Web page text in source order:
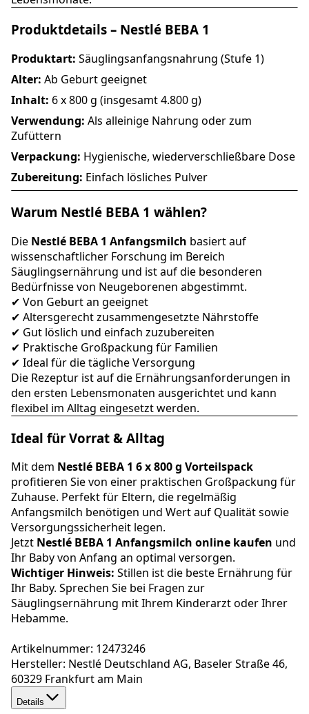
Produktdetails – Nestlé BEBA 1
Produktart: Säuglingsanfangsnahrung (Stufe 1)
Alter: Ab Geburt geeignet
Inhalt: 6 x 800 g (insgesamt 4.800 g)
Verwendung: Als alleinige Nahrung oder zum
Zufüttern
Verpackung: Hygienische, wiederverschließbare Dose
Zubereitung: Einfach lösliches Pulver
Warum Nestlé BEBA 1 wählen?
Die Nestlé BEBA 1 Anfangsmilch basiert auf
wissenschaftlicher Forschung im Bereich
Säuglingsernährung und ist auf die besonderen
Bedürfnisse von Neugeborenen abgestimmt.
✔ Von Geburt an geeignet
✔ Altersgerecht zusammengesetzte Nährstoffe
✔ Gut löslich und einfach zuzubereiten
✔ Praktische Großpackung für Familien
✔ Ideal für die tägliche Versorgung
Die Rezeptur ist auf die Ernährungsanforderungen in
den ersten Lebensmonaten ausgerichtet und kann
flexibel im Alltag eingesetzt werden.
Ideal für Vorrat & Alltag
Mit dem Nestlé BEBA 1 6 x 800 g Vorteilspack
profitieren Sie von einer praktischen Großpackung für
Zuhause. Perfekt für Eltern, die regelmäßig
Anfangsmilch benötigen und Wert auf Qualität sowie
Versorgungssicherheit legen.
Jetzt Nestlé BEBA 1 Anfangsmilch online kaufen und
Ihr Baby von Anfang an optimal versorgen.
Wichtiger Hinweis: Stillen ist die beste Ernährung für
Ihr Baby. Sprechen Sie bei Fragen zur
Säuglingsernährung mit Ihrem Kinderarzt oder Ihrer
Hebamme.
Artikelnummer: 12473246
Hersteller: Nestlé Deutschland AG, Baseler Straße 46,
60329 Frankfurt am Main
Details